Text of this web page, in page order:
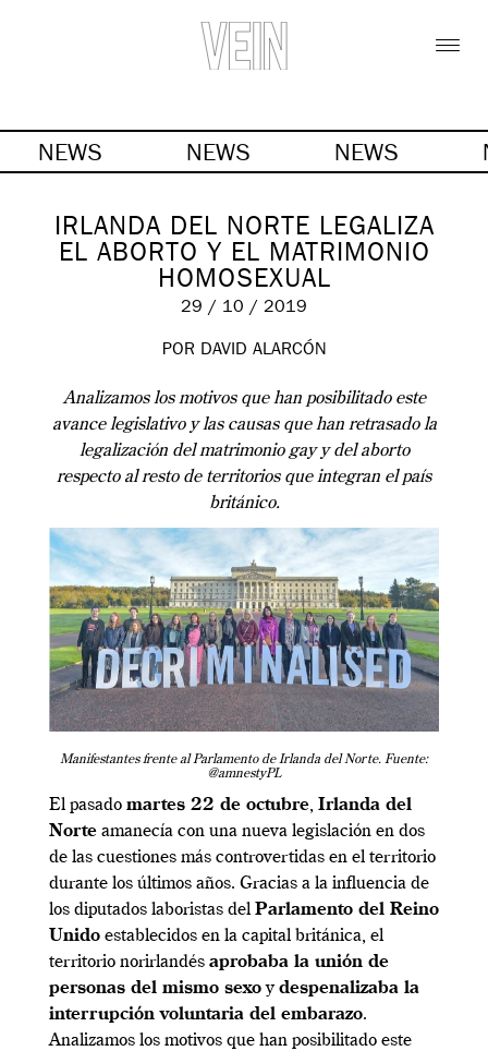
NEWS NEWS NEWS
IRLANDA DEL NORTE LEGALIZA
EL ABORTO Y EL MATRIMONIO
HOMOSEXUAL
29 / 10 / 2019
POR DAVID ALARCÓN
Analizamos los motivos que han posibilitado este
avance legislativo y las causas que han retrasado la
legalización del matrimonio gay y del aborto
respecto al resto de territorios que integran el país
británico.
Manifestantes frente al Parlamento de Irlanda del Norte. Fuente:
@amnestyPL
El pasado martes 22 de octubre, Irlanda del
Norte amanecía con una nueva legislación en dos
de las cuestiones más controvertidas en el territorio
durante los últimos años. Gracias a la influencia de
los diputados laboristas del Parlamento del Reino
Unido establecidos en la capital británica, el
territorio norirlandés aprobaba la unión de
personas del mismo sexoydespenalizaba la
interrupción voluntaria del embarazo.
Analizamos los motivos que han posibilitado este